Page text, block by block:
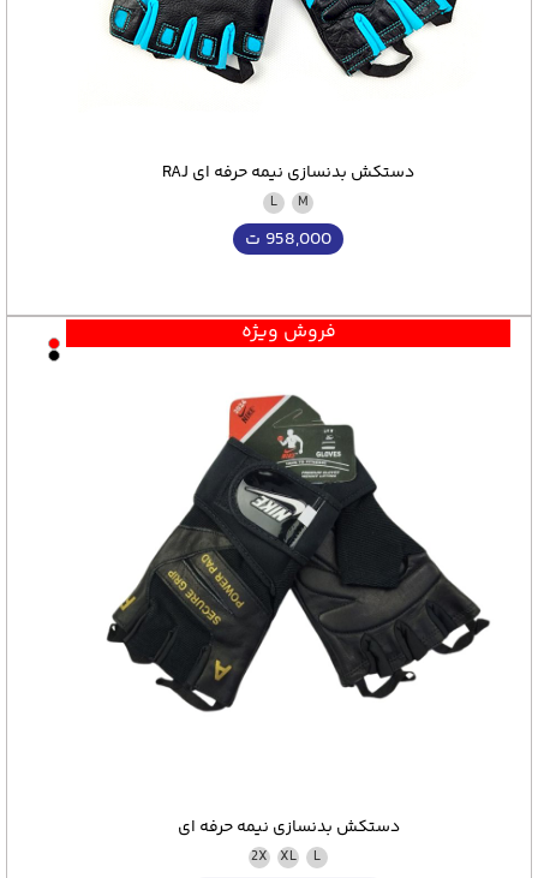
دستکش بدنسازی نیمه حرفه ای RAJ
M
L
958,000 ت
فروش ویژه
دستکش بدنسازی نیمه حرفه ای
L
XL
2X